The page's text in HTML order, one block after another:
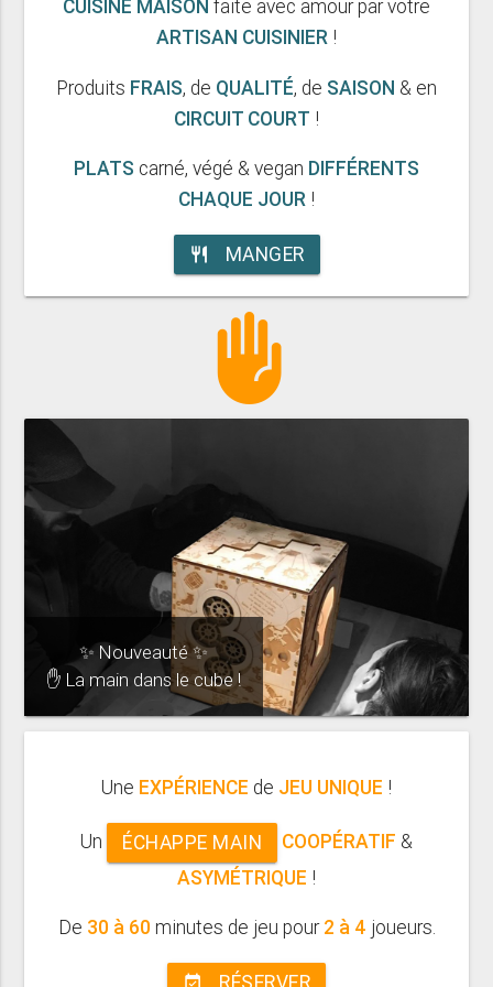
CUISINE MAISON faite avec amour par votre
ARTISAN CUISINIER !
Produits FRAIS, de QUALITÉ, de SAISON & en
CIRCUIT COURT !
PLATS carné, végé & vegan DIFFÉRENTS
CHAQUE JOUR !
restaurant MANGER
front_hand
✨ Nouveauté ✨
✋ La main dans le cube !
Une EXPÉRIENCE de JEU UNIQUE !
Un ÉCHAPPE MAIN COOPÉRATIF &
ASYMÉTRIQUE !
De 30 à 60 minutes de jeu pour2 à 4 joueurs.
event_available